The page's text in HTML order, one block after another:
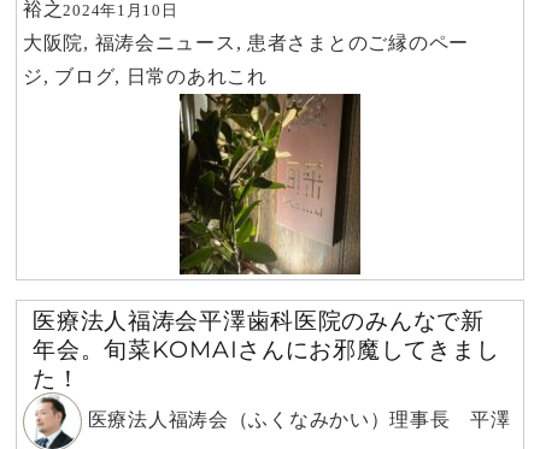
裕之2024年1月10日
大阪院, 福涛会ニュース , 患者さまとのご縁のペー
ジ, ブログ, 日常のあれこれ
医療法人福涛会平澤歯科医院のみんなで新
年会。旬菜KOMAIさんにお邪魔してきまし
た！
医療法人福涛会（ふくなみかい）理事長 平澤